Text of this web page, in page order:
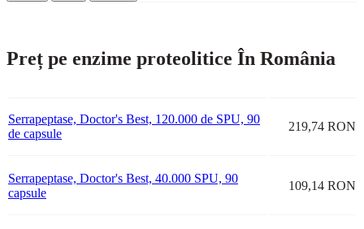
Preț pe enzime proteolitice În România
Serrapeptase, Doctor's Best, 120.000 de SPU, 90
de capsule
219,74 RON
Serrapeptase, Doctor's Best, 40.000 SPU, 90
capsule
109,14 RON